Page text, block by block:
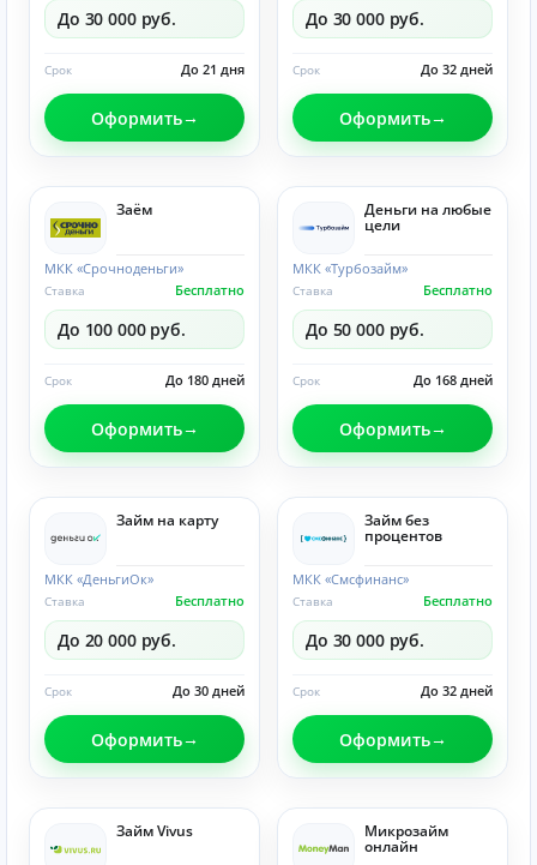
До 30 000 руб.
До 21 дня
Срок
Оформить
До 30 000 руб.
До 32 дней
Срок
Оформить
Заём
МКК «Срочноденьги»
Бесплатно
Ставка
До 100 000 руб.
До 180 дней
Срок
Оформить
Деньги на любые
цели
МКК «Турбозайм»
Бесплатно
Ставка
До 50 000 руб.
До 168 дней
Срок
Оформить
Займ на карту
МКК «ДеньгиОк»
Бесплатно
Ставка
До 20 000 руб.
До 30 дней
Срок
Оформить
Займ без
процентов
МКК «Смсфинанс»
Бесплатно
Ставка
До 30 000 руб.
До 32 дней
Срок
Оформить
Займ Vivus Микрозайм
онлайн